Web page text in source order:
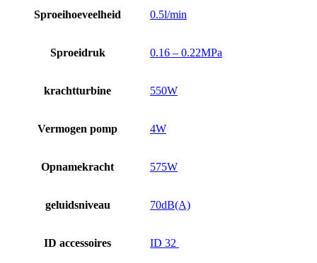
Sproeihoeveelheid 0.5l/min
Sproeidruk 0.16 – 0.22MPa
krachtturbine 550W
Vermogen pomp 4W
Opnamekracht 575W
geluidsniveau 70dB(A)
ID accessoires ID 32